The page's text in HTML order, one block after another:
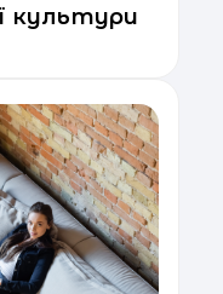
культури